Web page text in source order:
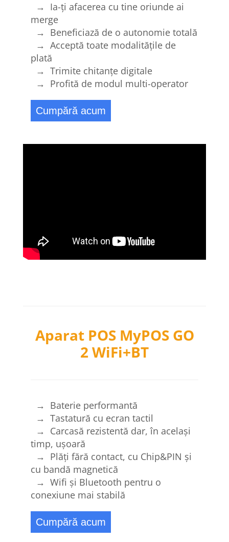
→ Ia-ți afacerea cu tine oriunde ai
merge
→ Beneficiază de o autonomie totală
→ Acceptă toate modalitățile de
plată
→ Trimite chitanțe digitale
→ Profită de modul multi-operator
Cumpără acum
Aparat POS MyPOS GO
2 WiFi+BT
→ Baterie performantă
→ Tastatură cu ecran tactil
→ Carcasă rezistentă dar, în același
timp, ușoară
→ Plăți fără contact, cu Chip&PIN și
cu bandă magnetică
→ Wifi și Bluetooth pentru o
conexiune mai stabilă
Cumpără acum